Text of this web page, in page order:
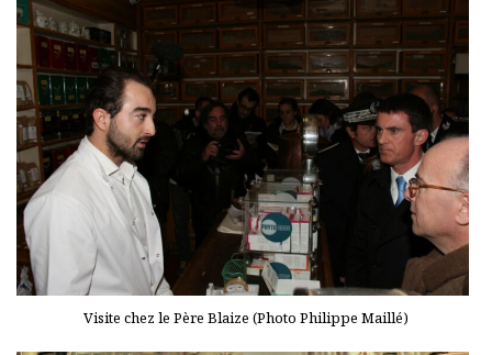
Visite chez le Père Blaize (Photo Philippe Maillé)